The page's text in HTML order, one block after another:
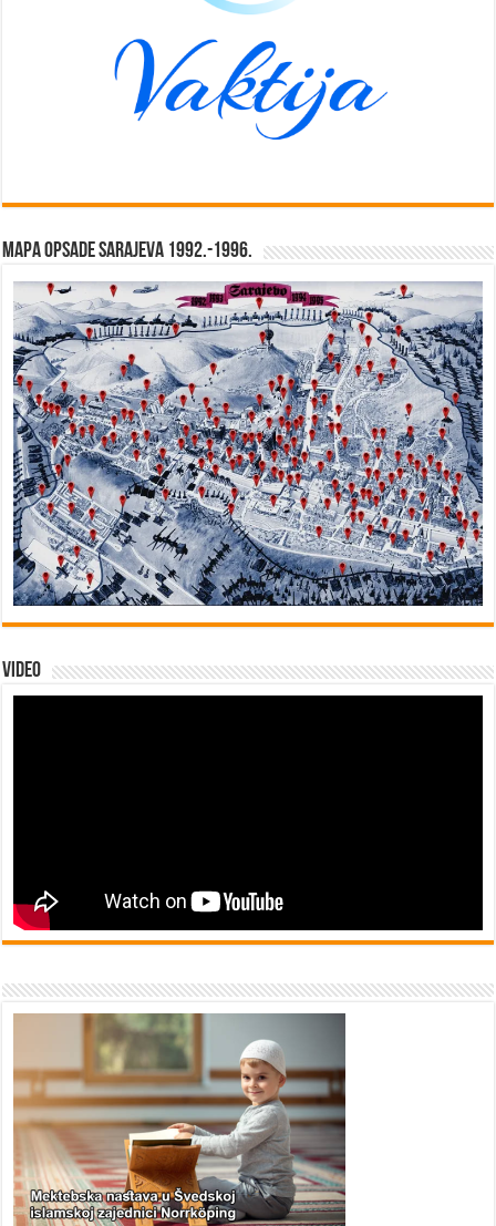
Mapa opsade Sarajeva 1992.-1996.
Video